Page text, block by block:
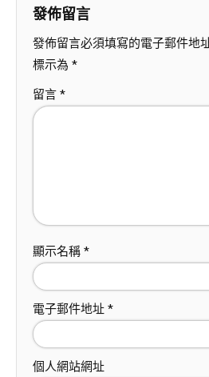
發佈留言
發佈留言必須填寫的電子郵件地
標示為 *
留言 *
顯示名稱 *
電子郵件地址 *
個人網站網址